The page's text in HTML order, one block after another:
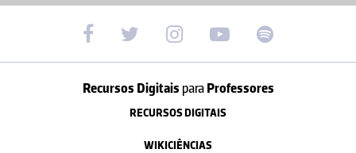
Recursos Digitais paraProfessores
RECURSOS DIGITAIS
WIKICIÊNCIAS